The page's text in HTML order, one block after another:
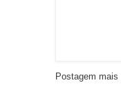
Postagem mais